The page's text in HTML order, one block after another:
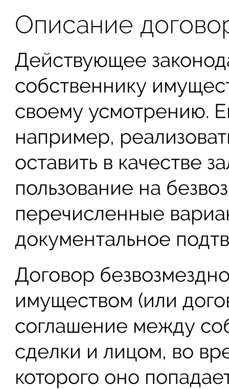
Описание
Действующее
собственнику
своему усмотрению.
например,
оставить в качестве
пользование на
перечисленные
документальное
Договор
имуществом (или
соглашение между
сделки и лицом, во
которого оно